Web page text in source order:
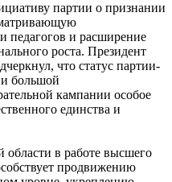
партии о признании
педагогов и расширение
роста. Президент
что статус партии-
и большой
кампании особое
единства и
области в работе высшего
продвижению